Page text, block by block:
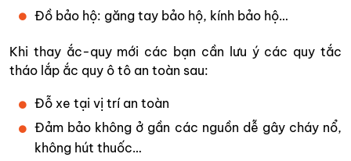
Đồ bảo hộ: găng tay bảo hộ, kính bảo hộ…
Khi thay ắc-quy mới các bạn cần lưu ý các quy tắc
tháo lắp ắc quy ô tô an toàn sau:
Đỗ xe tại vị trí an toàn
Đảm bảo không ở gần các nguồn dễ gây cháy nổ,
không hút thuốc…